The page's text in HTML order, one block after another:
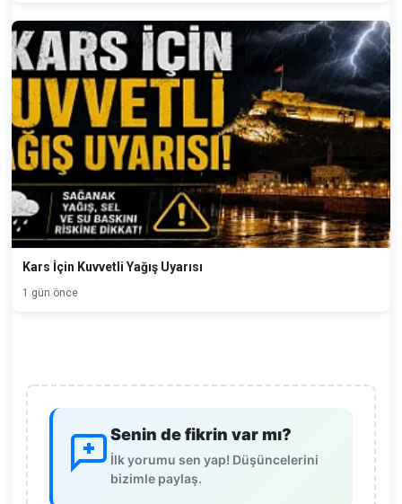
Kars İçin Kuvvetli Yağış Uyarısı
1 gün önce
Senin de fikrin var mı?
İlk yorumu sen yap! Düşüncelerini
bizimle paylaş.